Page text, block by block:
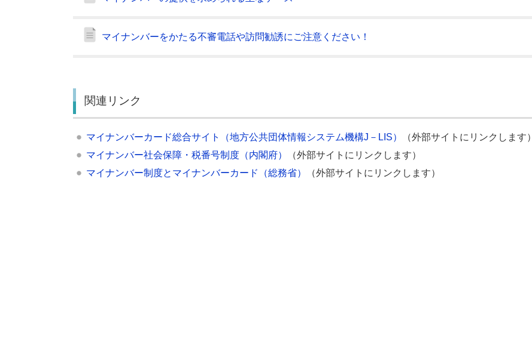
マイナンバーをかたる不審電話や訪問勧誘にご注意ください！
関連リンク
マイナンバーカード総合サイト（地方公共団体情報システム機構J－LIS）
（外部サイトにリンクします）
マイナンバー社会保障・税番号制度（内閣府）
（外部サイトにリンクします）
マイナンバー制度とマイナンバーカード（総務省）
（外部サイトにリンクします）